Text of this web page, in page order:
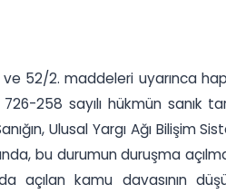
52/2. maddeleri uyarınca
258 sayılı hükmün sanık
Ulusal Yargı Ağı Bilişim
bu durumun duruşma
açılan kamu davasının